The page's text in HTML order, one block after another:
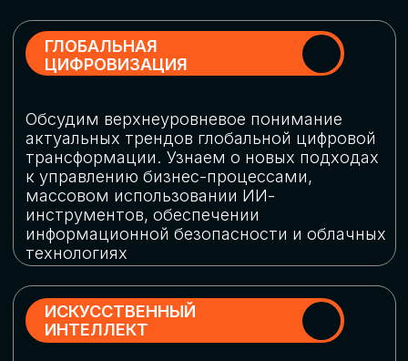
Выясним, как в наши дни уверенно
защищать свой бизнес от киберугроз
рекламными кампаниями показывают
наибольшую эффективность
РОБОТИЗАЦИЯ
Узнаем, в каких отраслях ИИ
«материализуется», какие роботы
решают сложные бизнес-задачи, а где
только обсуждают концепции
роботизации и потенциальные бюджеты
на тестирование образцов